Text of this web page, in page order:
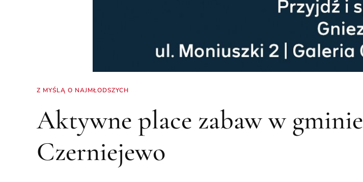
Z MYŚLĄ O NAJMŁODSZYCH
Aktywne place zabaw w gminie
Czerniejewo